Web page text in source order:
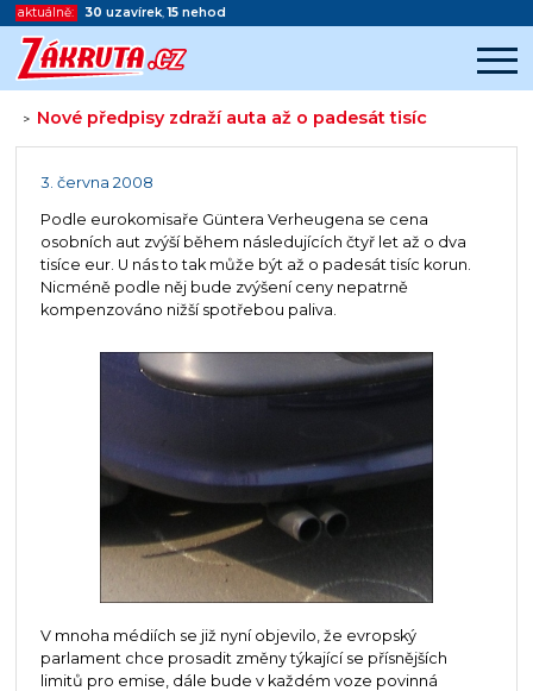
aktuálně: 30 uzavírek,15 nehod
> Nové předpisy zdraží auta až o padesát tisíc
Začátek reklamy
3. června 2008
Podle eurokomisaře Güntera Verheugena se cena
osobních aut zvýší během následujících čtyř let až o dva
tisíce eur. U nás to tak může být až o padesát tisíc korun.
Nicméně podle něj bude zvýšení ceny nepatrně
kompenzováno nižší spotřebou paliva.
V mnoha médiích se již nyní objevilo, že evropský
parlament chce prosadit změny týkající se přísnějších
limitů pro emise, dále bude v každém voze povinná